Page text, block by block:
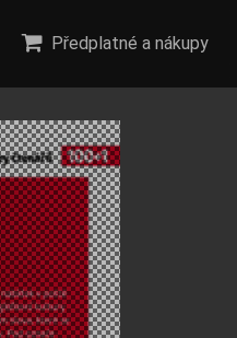
Předplatné a nákupy